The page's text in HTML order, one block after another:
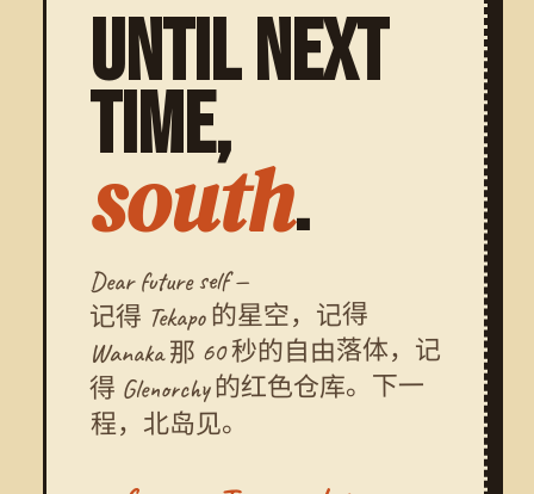
UNTIL NEXT
TIME,
south.
Dear future self —
记得 Tekapo 的星空，记得
Wanaka 那 60 秒的自由落体，记
得 Glenorchy 的红色仓库。下一
程，北岛见。